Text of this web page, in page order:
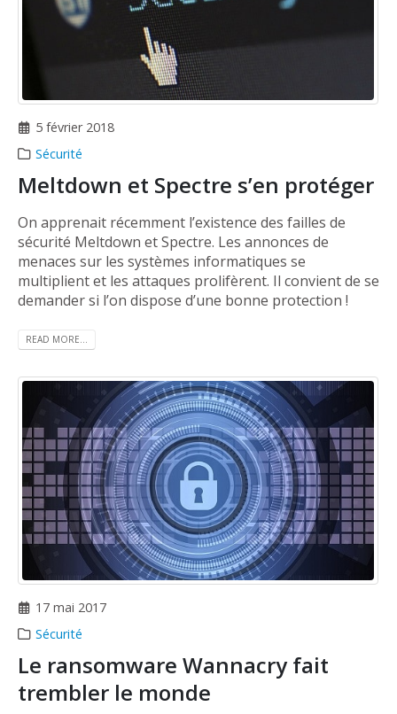
5 février 2018
Sécurité
Meltdown et Spectre s’en protéger
On apprenait récemment l’existence des failles de
sécurité Meltdown et Spectre. Les annonces de
menaces sur les systèmes informatiques se
multiplient et les attaques prolifèrent. Il convient de se
demander si l’on dispose d’une bonne protection !
READ MORE...
17 mai 2017
Sécurité
Le ransomware Wannacry fait
trembler le monde